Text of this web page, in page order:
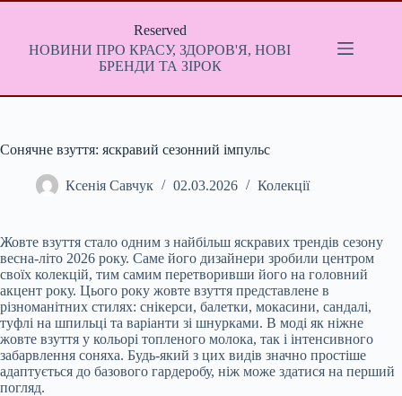
Перейти
Reserved
НОВИНИ ПРО КРАСУ, ЗДОРОВ'Я, НОВІ
БРЕНДИ ТА ЗІРОК
Сонячне взуття: яскравий сезонний імпульс
Ксенія Савчук 02.03.2026 Колекції
Жовте взуття стало одним з найбільш яскравих трендів сезону
весна-літо 2026 року. Саме його дизайнери зробили центром
своїх колекцій, тим самим перетворивши його на головний
акцент року. Цього року жовте взуття представлене в
різноманітних стилях: снікерси, балетки, мокасини, сандалі,
туфлі на шпильці та варіанти зі шнурками. В моді як ніжне
жовте взуття у кольорі топленого молока, так і інтенсивного
забарвлення соняха. Будь-який з цих видів значно простіше
адаптується до базового гардеробу, ніж може здатися на перший
погляд.